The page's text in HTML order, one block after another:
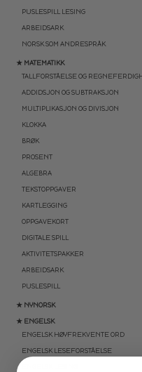
PUSLESPILL LESING
ARBEIDSARK
NORSK SOM ANDRESPRÅK
★ MATEMATIKK
TALLFORSTÅELSE OG
ADDIDSJON OG SUBTRAKSJON
MULTIPLIKASJON OG DIVISJON
KLOKKA
BRØK
PROSENT
ALGEBRA
TEKSTOPPGAVER
KARTLEGGING
OPPGAVEKORT
DIGITALE SPILL
AKTIVITETSPAKKER
ARBEIDSARK
PUSLESPILL
★ NYNORSK
★ ENGELSK
ENGELSK HØYFREKVENTE ORD
ENGELSK LESEFORSTÅELSE